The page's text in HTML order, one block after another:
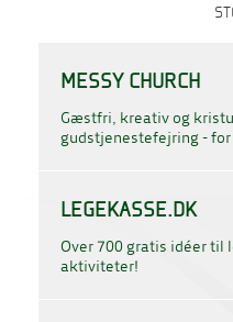
MESSY CHURCH
Gæstfri, kreativ og
gudstjenestefejring -
LEGEKASSE.DK
Over 700 gratis idéer til
aktiviteter!